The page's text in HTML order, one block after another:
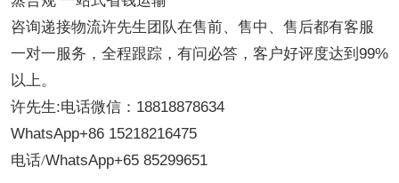
咨询递接物流许先生团队在售前、售中、售后都有客服
一对一服务，全程跟踪，有问必答，客户好评度达到 99%
以上。
许先生:电话微信：18818878634
WhatsApp+86 15218216475
电话/WhatsApp+65 85299651